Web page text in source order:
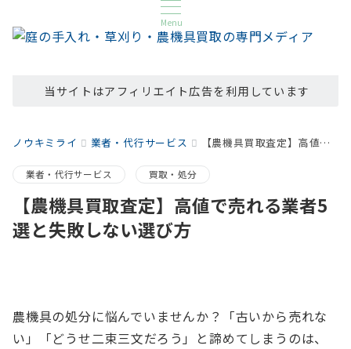
Menu
当サイトはアフィリエイト広告を利用しています
ノウキミライ 業者・代行サービス 【農機具買取査定】高値で売れる業者5選と失敗しない選び方
業者・代行サービス 買取・処分
【農機具買取査定】高値で売れる業者5
選と失敗しない選び方
農機具の処分に悩んでいませんか？「古いから売れな
い」「どうせ二束三文だろう」と諦めてしまうのは、